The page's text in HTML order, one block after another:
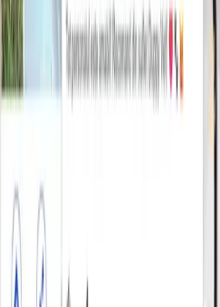
blănosul tău! 🐶
despre campaniile de sterilizare,
medicilor noștri. Promitem zero
Te poți dezabona